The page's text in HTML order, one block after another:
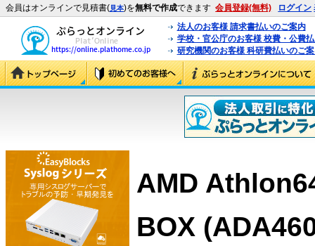
会員はオンラインで見積書(見本)を無料で作成できます 会員登録(無料) ログイン
法人のお客様 請求書払いのご案内
学校・官公庁のお客様 校費・公費
研究機関のお客様 科研費払いのご
AMD
BOX